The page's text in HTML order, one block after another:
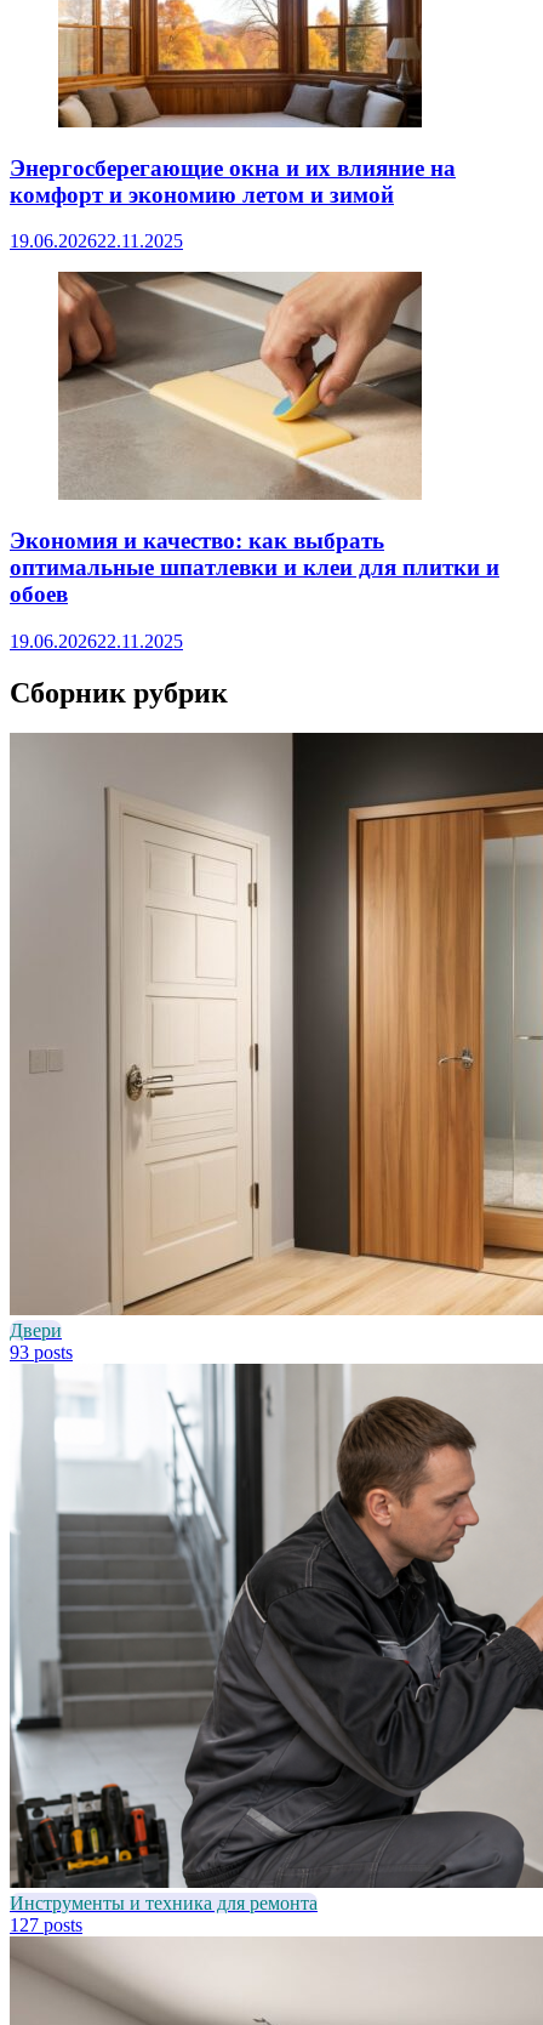
Энергосберегающие окна и их влияние на
комфорт и экономию летом и зимой
19.06.202622.11.2025
Экономия и качество: как выбрать
оптимальные шпатлевки и клеи для плитки и
обоев
19.06.202622.11.2025
Сборник рубрик
Двери
93 posts
Инструменты и техника для ремонта
127 posts